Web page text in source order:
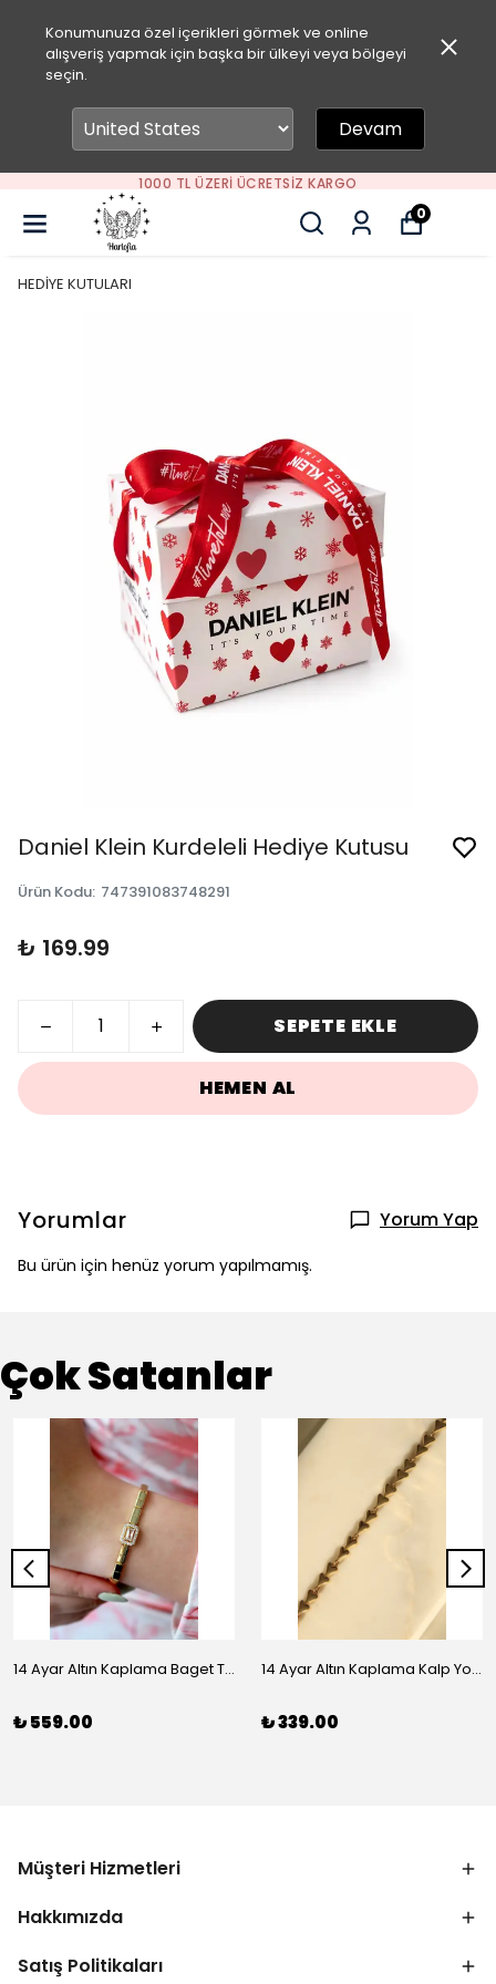
Konumunuza özel içerikleri görmek ve online
alışveriş yapmak için başka bir ülkeyi veya bölgeyi
seçin.
Devam
1000 TL ÜZERI ÜCRETSIZ KARGO
0
HEDİYE KUTULARI
Daniel Klein Kurdeleli Hediye Kutusu
Ürün Kodu: 747391083748291
₺ 169.99
SEPETE EKLE
HEMEN AL
Yorumlar Yorum Yap
Bu ürün için henüz yorum yapılmamış.
Çok Satanlar
14 Ayar Altın Kaplama Baget Taşlı Vip Bileklik
₺ 559.00
14 Ayar Altın Kaplama Kalp Yolu Bileklik
₺ 339.00
Müşteri Hizmetleri
Hakkımızda
Satış Politikaları